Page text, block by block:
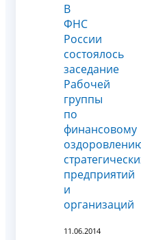
В
ФНС
России
состоялось
заседание
Рабочей
группы
по
финансовому
предприятий
и
организаций
11.06.2014